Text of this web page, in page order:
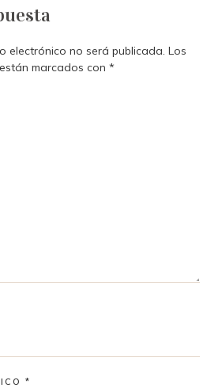
electrónico no será publicada. Los
marcados con *
*